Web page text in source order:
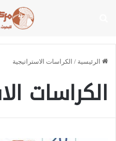
الرئيسية / الكراسات الاستراتيجية
الكراسات